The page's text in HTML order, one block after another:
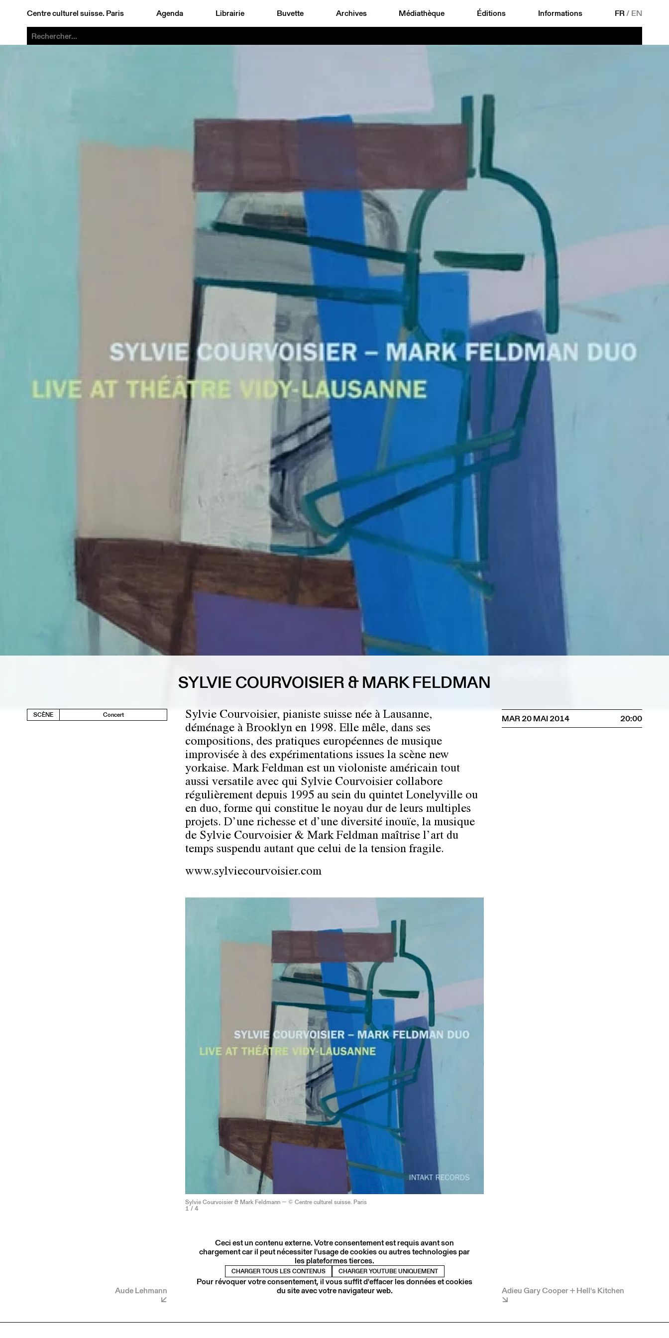
Centre culturel suisse. Paris Agenda Librairie Buvette Archives Médiathèque Éditions Informations FR/ EN
SYLVIE COURVOISIER & MARK FELDMAN
SCÈNE Concert
Aude Lehmann
Sylvie Courvoisier, pianiste suisse née à Lausanne,
déménage à Brooklyn en 1998. Elle mêle, dans ses
compositions, des pratiques européennes de musique
improvisée à des expérimentations issues la scène new
yorkaise. Mark Feldman est un violoniste américain tout
aussi versatile avec qui Sylvie Courvoisier collabore
régulièrement depuis 1995 au sein du quintet Lonelyville ou
en duo, forme qui constitue le noyau dur de leurs multiples
projets. D’une richesse et d’une diversité inouïe, la musique
de Sylvie Courvoisier & Mark Feldman maîtrise l’art du
temps suspendu autant que celui de la tension fragile.
www.sylviecourvoisier.com
Sylvie Courvoisier & Mark Feldmann — © Centre culturel suisse. Paris
1/ 4
Ceci est un contenu externe. Votre consentement est requis avant son
chargement car il peut nécessiter l'usage de cookies ou autres technologies par
les plateformes tierces.
CHARGER TOUS LES CONTENUS CHARGER YOUTUBE UNIQUEMENT
Pour révoquer votre consentement, il vous suffit d'effacer les données et cookies
du site avec votre navigateur web.
MAR 20 MAI 2014 20:00
Adieu Gary Cooper + Hell's Kitchen